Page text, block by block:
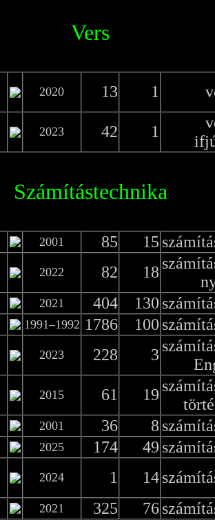
Vers
2020 13 1
2023 42 1
Számítástechnika
2001 85 15
2022 82 18
2021 404 130
1991–1992 1786 100
2023 228 3
2015 61 19
2001 36 8
2025 174 49
2024 1 14
2021 325 76